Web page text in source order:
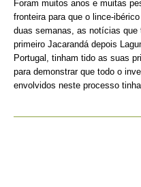
Foram muitos anos e muitas
fronteira para que o lince-
duas semanas, as notícias que
primeiro Jacarandá depois
Portugal, tinham tido as suas
para demonstrar que todo o
envolvidos neste processo